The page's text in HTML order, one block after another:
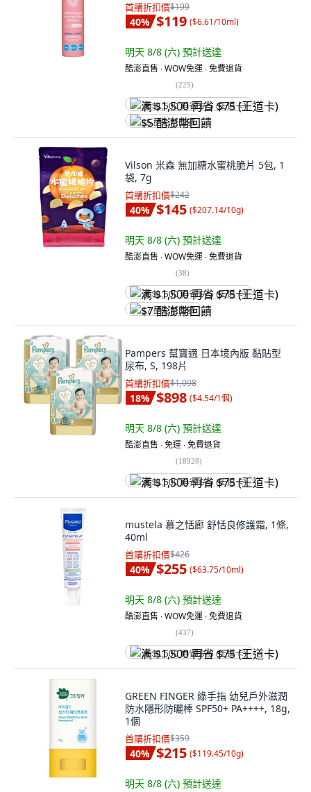
首購折扣價$199
40% $119 ($6.61/10ml)
明天 8/8 (六) 預計送達
酷澎直售 ∙ WOW免運 ∙ 免費退貨
(225)
满 $1,500 再省 $75 (王道卡)
$5 酷澎幣回饋
Vilson 米森 無加糖水蜜桃脆片 5包, 1
袋, 7g
首購折扣價$242
40% $145 ($207.14/10g)
明天 8/8 (六) 預計送達
酷澎直售 ∙ WOW免運 ∙ 免費退貨
(38)
满 $1,500 再省 $75 (王道卡)
$7 酷澎幣回饋
Pampers 幫寶適 日本境內版 黏貼型
尿布, S, 198片
首購折扣價$1,098
18% $898 ($4.54/1個)
明天 8/8 (六) 預計送達
酷澎直售 ∙ 免運 ∙ 免費退貨
(18928)
满 $1,500 再省 $75 (王道卡)
mustela 慕之恬廊 舒恬良修護霜, 1條,
40ml
首購折扣價$426
40% $255 ($63.75/10ml)
明天 8/8 (六) 預計送達
酷澎直售 ∙ WOW免運 ∙ 免費退貨
(437)
满 $1,500 再省 $75 (王道卡)
GREEN FINGER 綠手指 幼兒戶外滋潤
防水隱形防曬棒 SPF50+ PA++++, 18g,
1個
首購折扣價$359
40% $215 ($119.45/10g)
明天 8/8 (六) 預計送達